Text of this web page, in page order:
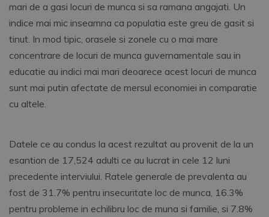
mari de a gasi locuri de munca si sa ramana angajati. Un
indice mai mic inseamna ca populatia este greu de gasit si
tinut. In mod tipic, orasele si zonele cu o mai mare
concentrare de locuri de munca guvernamentale sau in
educatie au indici mai mari deoarece acest locuri de munca
sunt mai putin afectate de mersul economiei in comparatie
cu altele.
Datele ce au condus la acest rezultat au provenit de la un
esantion de 17,524 adulti ce au lucrat in cele 12 luni
precedente interviului. Ratele generale de prevalenta au
fost de 31.7% pentru insecuritate loc de munca, 16.3%
pentru probleme in echilibru loc de muna si familie, si 7.8%